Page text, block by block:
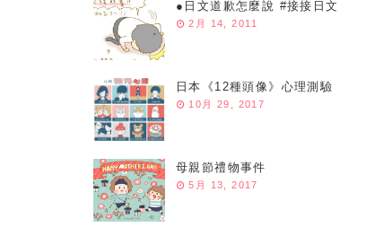
●日文道歉怎麼說 #接接日文
2月 14, 2011
日本《12種頭像》心理測驗
10月 29, 2017
母親節禮物事件
5月 13, 2017